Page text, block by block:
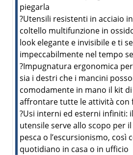
piegarla
?Utensili resistenti in acciaio
coltello multifunzione in
look elegante e invisibile e ti
impeccabilmente nel tempo
?Impugnatura ergonomica
sia i destri che i mancini
comodamente in mano il kit
affrontare tutte le attività con
?Usi interni ed esterni infiniti:
utensile serve allo scopo per
pesca o l’escursionismo, così
quotidiano in casa o in ufficio